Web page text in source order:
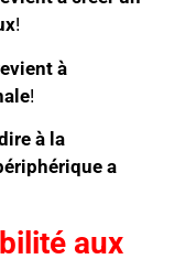
!
à
!
à la
a
aux